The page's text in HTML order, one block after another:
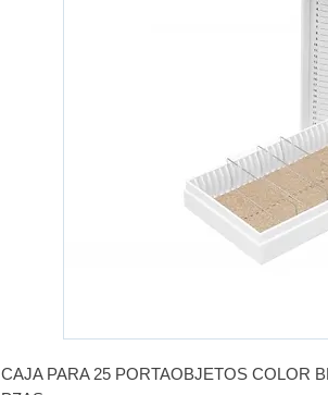
CAJA PARA 25 PORTAOBJETOS COLOR